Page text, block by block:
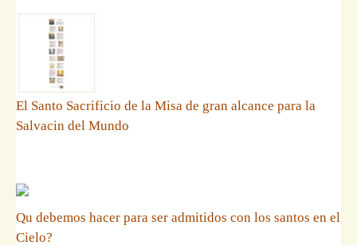
El Santo Sacrificio de la Misa de gran alcance para la
Salvacin del Mundo
Qu debemos hacer para ser admitidos con los santos en el
Cielo?